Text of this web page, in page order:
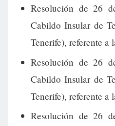
Resolución de 26
Cabildo Insular de
Tenerife), referente a
Resolución de 26
Cabildo Insular de
Tenerife), referente a
Resolución de 26